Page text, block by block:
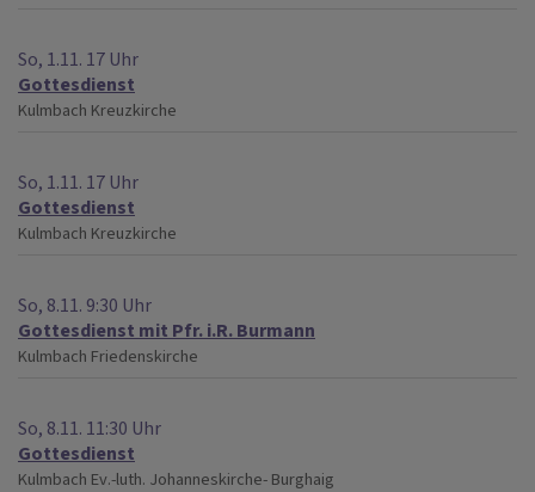
So, 1.11. 17 Uhr
Gottesdienst
Kulmbach Kreuzkirche
So, 1.11. 17 Uhr
Gottesdienst
Kulmbach Kreuzkirche
So, 8.11. 9:30 Uhr
Gottesdienst mit Pfr. i.R. Burmann
Kulmbach Friedenskirche
So, 8.11. 11:30 Uhr
Gottesdienst
Kulmbach Ev.-luth. Johanneskirche- Burghaig